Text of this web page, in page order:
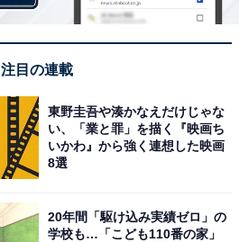
注目の連載
東野圭吾や湊かなえだけじゃな
い、「業と罪」を描く『映画ち
いかわ』から強く連想した映画
8選
20年間「駆け込み実績ゼロ」の
学校も…「こども110番の家」